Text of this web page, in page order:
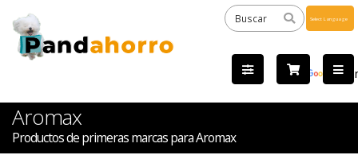
by
Aromax
Productos de primeras marcas para Aromax